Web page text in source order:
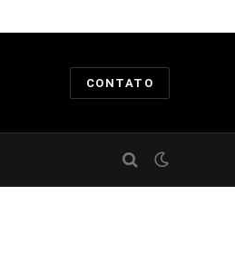
CONTATO